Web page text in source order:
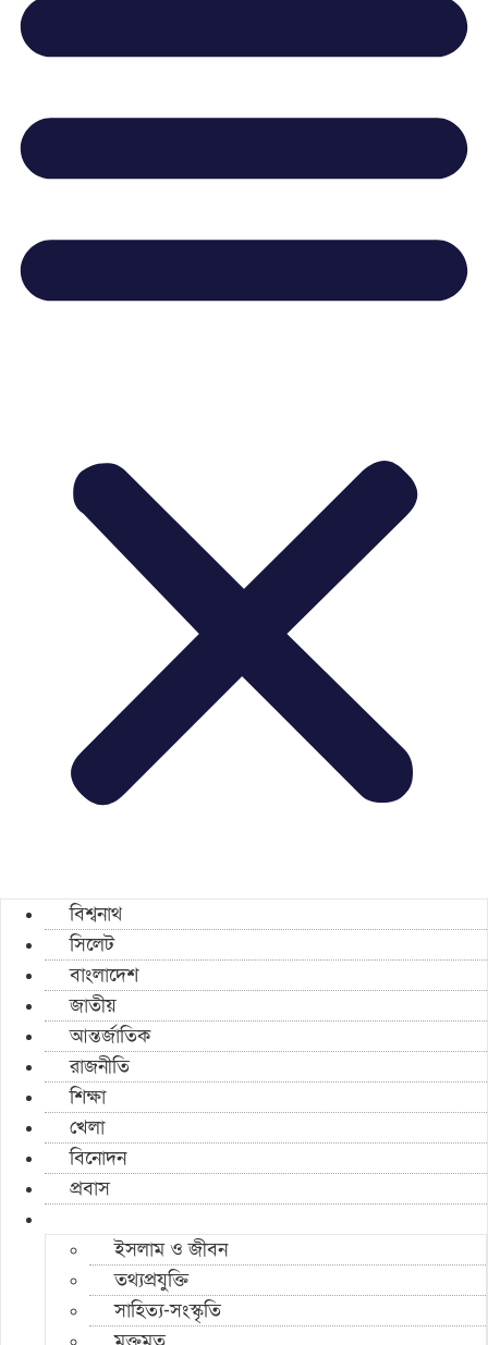
বিশ্বনাথ
সিলেট
বাংলাদেশ
জাতীয়
আন্তর্জাতিক
রাজনীতি
শিক্ষা
খেলা
বিনোদন
প্রবাস
ইসলাম ও জীবন
তথ্যপ্রযুক্তি
সাহিত্য-সংস্কৃতি